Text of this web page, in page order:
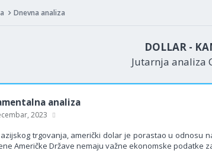
Dnevna analiza
DOLLAR -
Jutarnja analiza
analiza
2023
trgovanja, američki dolar je porastao u odnosu
Američke Države nemaju važne ekonomske podatke